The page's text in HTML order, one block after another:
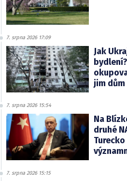
7. srpna 2026 17:09
Jak
jim
7. srpna 2026 15:54
Na
druhé
7. srpna 2026 15:15